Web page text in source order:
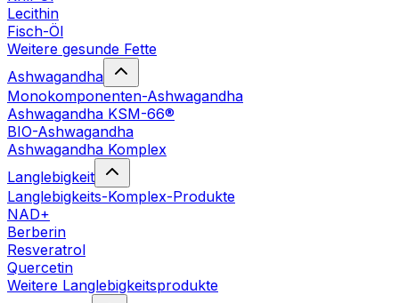
Lecithin
Fisch-Öl
Weitere gesunde Fette
Ashwagandha
Monokomponenten-Ashwagandha
Ashwagandha KSM-66®
BIO-Ashwagandha
Ashwagandha Komplex
Langlebigkeit
Langlebigkeits-Komplex-Produkte
NAD+
Berberin
Resveratrol
Quercetin
Weitere Langlebigkeitsprodukte